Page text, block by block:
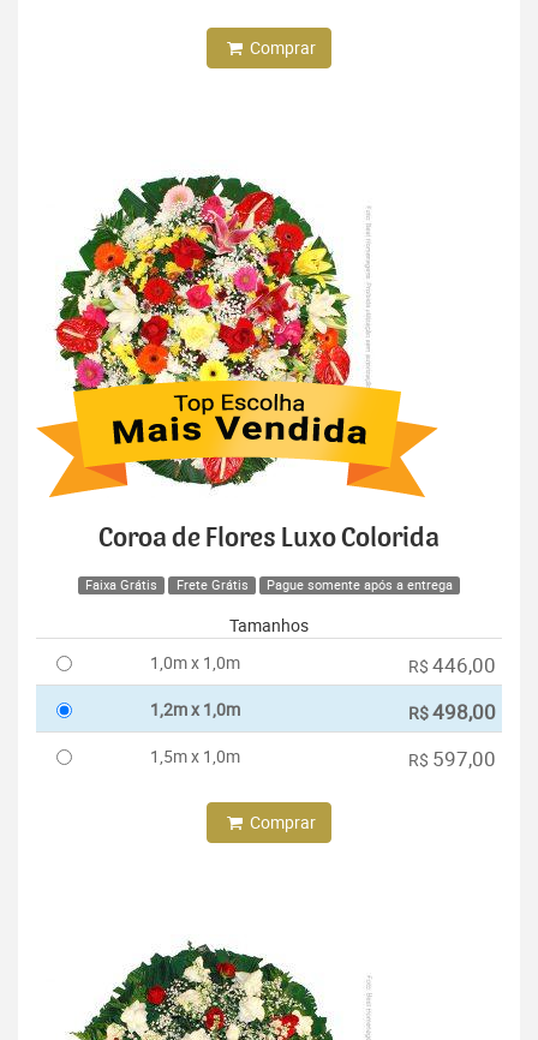
Comprar
Coroa de Flores Luxo Colorida
Faixa Grátis Frete Grátis Pague somente após a entrega
Tamanhos
1,0m x 1,0m
R$ 446,00
1,2m x 1,0m R$498,00
1,5m x 1,0m R$ 597,00
Comprar